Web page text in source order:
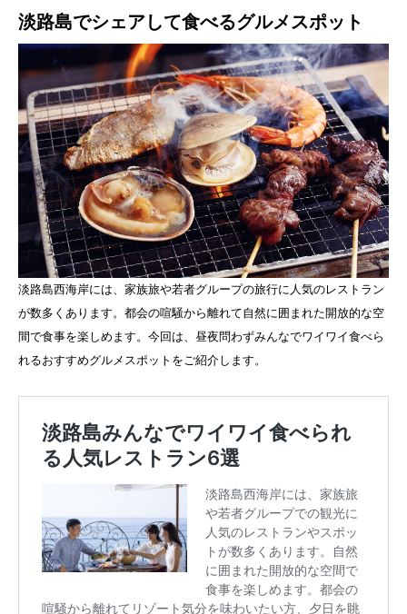
淡路島でシェアして食べるグルメスポット
淡路島西海岸には、家族旅や若者グループの旅行に人気のレストラン
が数多くあります。都会の喧騒から離れて自然に囲まれた開放的な空
間で食事を楽しめます。今回は、昼夜問わずみんなでワイワイ食べら
れるおすすめグルメスポットをご紹介します。